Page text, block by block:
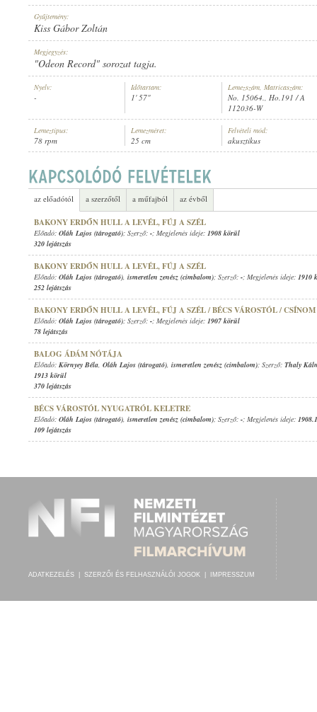
LEMEZSZÁM:
Gyűjtemény:
Kiss Gábor Zoltán
Megjegyzés:
"Odeon Record" sorozat tagja.
Nyelv:
-
Időtartam:
1' 57"
Lemezszám, Matricaszám:
No. 15064., Ho.191 / A
112036-W
Lemeztípus:
78 rpm
Lemezméret:
25 cm
Felvételi mód:
akusztikus
az előadótól a szerzőtől a műfajból az évből
BAKONY ERDŐN HULL A LEVÉL, FÚJ A SZÉL
Előadó: Oláh Lajos (tárogató); Szerző: -; Megjelenés ideje: 1908 körül
320 lejátszás
BAKONY ERDŐN HULL A LEVÉL, FÚJ A SZÉL
Előadó: Oláh Lajos (tárogató), ismeretlen zenész (cimbalom); Szerző: -; Megjelenés ideje: 1910
252 lejátszás
BAKONY ERDŐN HULL A LEVÉL, FÚJ A SZÉL / BÉCS VÁROSTÓL /
Előadó: Oláh Lajos (tárogató); Szerző: -; Megjelenés ideje: 1907 körül
78 lejátszás
BALOG ÁDÁM NÓTÁJA
Előadó: Környey Béla, Oláh Lajos (tárogató), ismeretlen zenész (cimbalom); Szerző: Thaly
1913 körül
370 lejátszás
BÉCS VÁROSTÓL NYUGATRÓL KELETRE
Előadó: Oláh Lajos (tárogató), ismeretlen zenész (cimbalom); Szerző: -; Megjelenés ideje:
109 lejátszás
ADATKEZELÉS SZERZŐI ÉS FELHASZNÁLÓI JOGOK IMPRESSZUM